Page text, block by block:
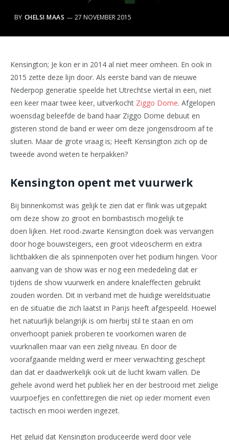
BY CHELSI MAAS 27 NOVEMBER 2015
Kensington; Je kon er in 2014 al niet meer omheen. En ook in
2015 zette deze lijn door. Als eerste band van de nieuwe
Nederpop generatie speelde het Utrechtse viertal in een, niet
een keer maar twee keer, uitverkocht Ziggo Dome. Afgelopen
woensdag beleefde de band haar Ziggo Dome debuut en
gisteren stond de band er weer om deze jongensdroom af te
sluiten. Maar de grote vraag is; Heeft Kensington zich op de
tweede avond weten te herpakken?
Kensington opent met vuurwerk
Bij binnenkomst was gelijk te zien dat er flink was uitgepakt
om deze show zo groot en bombastisch mogelijk te
doen lijken. Het rood-zwarte Kensington doek was vervangen
door hoge bouwsteigers, een groot videoscherm en extra
lichtbakken die als spinnenpoten over het podium hingen. Voor
aanvang van de show was er nog een mededeling dat er
tijdens de show vuurwerk en andere knaleffecten gebruikt
zouden worden. Dit in verband met de huidige wereldsituatie
en de situatie die zich laatst in Parijs heeft afgespeeld. Hoewel
het natuurlijk belangrijk is om hierbij stil te staan en om
onverhoopt paniek proberen te voorkomen waren de
vuurknallen maar van een zielig niveau. En door de
voorafgaande melding werd er meer verwachting geschept
dan dat er daadwerkelijk ook uit de lucht kwam vallen. De
gehele avond werd het publiek her en der bestrooid met zielige
vuurpoefjes en confettiregen die niet op ieder moment even
tactisch en mooi werden ingezet.
Het geluid dat Kensington produceerde werd door vele